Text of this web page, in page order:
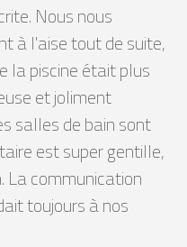
Nous nous
à l'aise tout de suite,
la piscine était plus
et joliment
salles de bain sont
est super gentille,
La communication
toujours à nos